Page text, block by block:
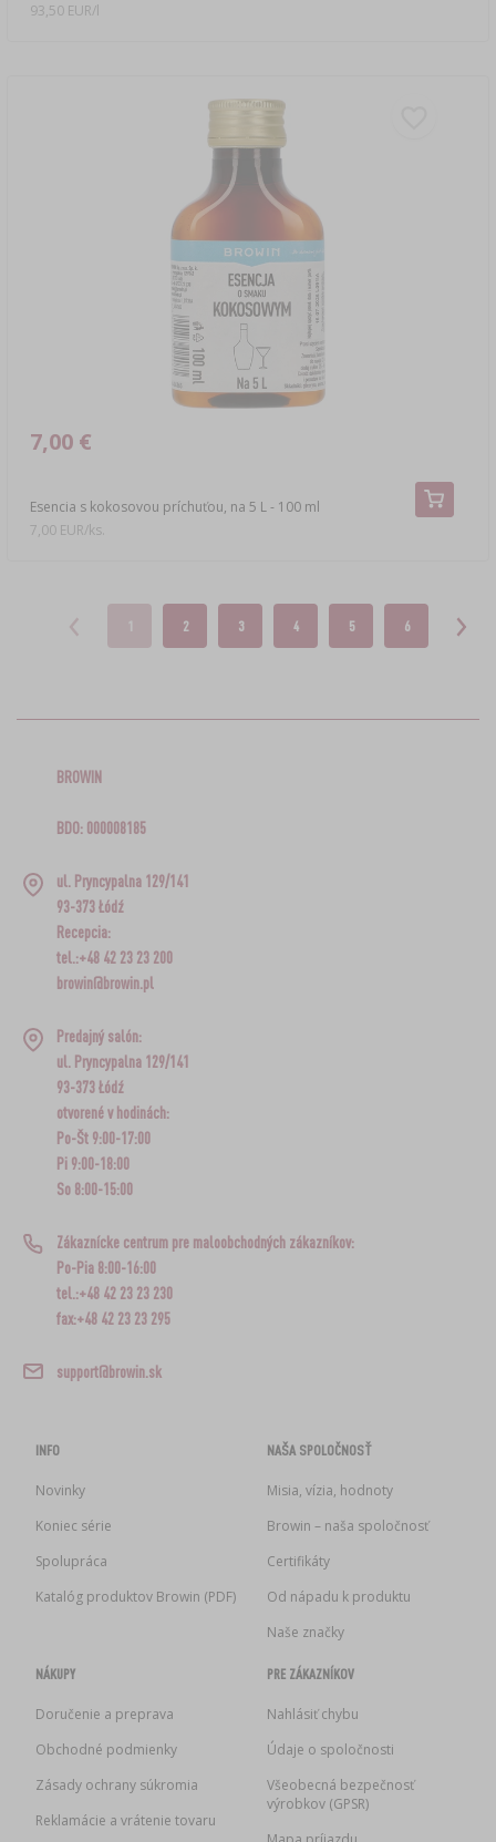
93,50 EUR/l
Esencia s kokosovou príchuťou, na 5 L - 100 ml
7,00 €
7,00 EUR/ks.
1 2 3 4 5 6
BROWIN
BDO: 000008185
ul. Pryncypalna 129/141
93-373 Łódź
Recepcia:
tel.:+48 42 23 23 200
browin@browin.pl
Predajný salón:
ul. Pryncypalna 129/141
93-373 Łódź
otvorené v hodinách:
Po-Št 9:00-17:00
Pi 9:00-18:00
So 8:00-15:00
Zákaznícke centrum pre maloobchodných zákazníkov:
Po-Pia 8:00-16:00
tel.:+48 42 23 23 230
fax:+48 42 23 23 295
support@browin.sk
INFO
Novinky
Koniec série
Spolupráca
Katalóg produktov Browin (PDF)
NAŠA SPOLOČNOSŤ
Misia, vízia, hodnoty
Browin – naša spoločnosť
Certifikáty
Od nápadu k produktu
Naše značky
NÁKUPY
Doručenie a preprava
Obchodné podmienky
Zásady ochrany súkromia
Reklamácie a vrátenie tovaru
PRE ZÁKAZNÍKOV
Nahlásiť chybu
Údaje o spoločnosti
Všeobecná bezpečnosť
výrobkov (GPSR)